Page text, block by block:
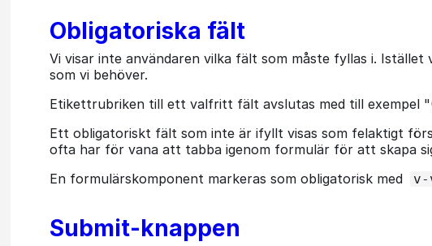
Obligatoriska fält
Vi visar inte användaren vilka fält som måste fyllas i.
som vi behöver.
Etikettrubriken till ett valfritt fält avslutas med till exempel
Ett obligatoriskt fält som inte är ifyllt visas som felaktigt
ofta har för vana att tabba igenom formulär för att skapa
En formulärskomponent markeras som obligatorisk med
Submit-knappen